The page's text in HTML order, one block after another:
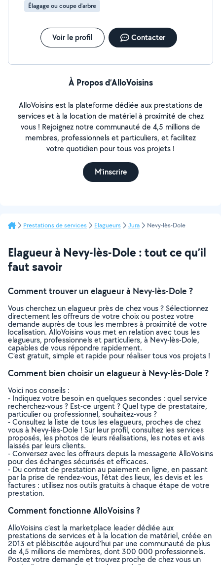
Élagage ou coupe d'arbre
Voir le profil Contacter
À Propos d’AlloVoisins
AlloVoisins est la plateforme dédiée aux prestations de
services et à la location de matériel à proximité de chez
vous ! Rejoignez notre communauté de 4,5 millions de
membres, professionnels et particuliers, et facilitez
votre quotidien pour tous vos projets !
M'inscrire
Prestations de services Elagueurs Jura Nevy-lès-Dole
Elagueur à Nevy-lès-Dole : tout ce qu’il
faut savoir
Comment trouver un elagueur à Nevy-lès-Dole ?
Vous cherchez un elagueur près de chez vous ? Sélectionnez
directement les offreurs de votre choix ou postez votre
demande auprès de tous les membres à proximité de votre
localisation. AlloVoisins vous met en relation avec tous les
elagueurs, professionnels et particuliers, à Nevy-lès-Dole,
capables de vous répondre rapidement.
C’est gratuit, simple et rapide pour réaliser tous vos projets !
Comment bien choisir un elagueur à Nevy-lès-Dole ?
Voici nos conseils :
- Indiquez votre besoin en quelques secondes : quel service
recherchez-vous ? Est-ce urgent ? Quel type de prestataire,
particulier ou professionnel, souhaitez-vous ?
- Consultez la liste de tous les elagueurs, proches de chez
vous à Nevy-lès-Dole ! Sur leur profil, consultez les services
proposés, les photos de leurs réalisations, les notes et avis
laissés par leurs clients.
- Conversez avec les offreurs depuis la messagerie AlloVoisins
pour des échanges sécurisés et efficaces.
- Du contrat de prestation au paiement en ligne, en passant
par la prise de rendez-vous, l’état des lieux, les devis et les
factures : utilisez nos outils gratuits à chaque étape de votre
prestation.
Comment fonctionne AlloVoisins ?
AlloVoisins c’est la marketplace leader dédiée aux
prestations de services et à la location de matériel, créée en
2013 et plébiscitée aujourd’hui par une communauté de plus
de 4,5 millions de membres, dont 300 000 professionnels.
Postez votre demande et trouvez proche de chez vous un